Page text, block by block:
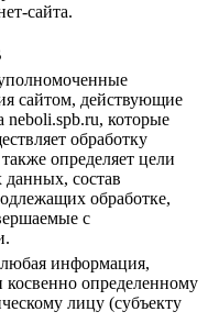
сайта.
сайтом, действующие
neboli.spb.ru, которые
обработку
определяет цели
данных, состав
обработке,
с
информация,
определенному
лицу (субъекту